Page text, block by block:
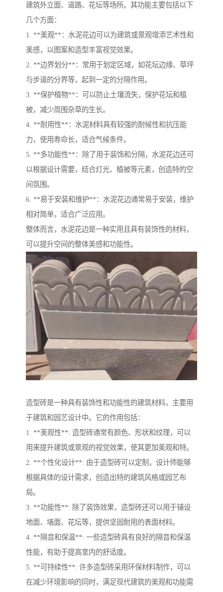
建筑外立面、道路、花坛等场所。其功能主要包括以下
几个方面：
1. **美观**：水泥花边可以为建筑或景观增添艺术性和
美感，以图案和造型丰富视觉效果。
2. **边界划分**：常用于划定区域，如花坛边缘、草坪
与步道的分界等，起到一定的分隔作用。
3. **保护植物**：可以防止土壤流失，保护花坛和植
被，减少周围杂草的生长。
4. **耐用性**：水泥材料具有较强的耐候性和抗压能
力，使用寿命长，适合气候条件。
5. **多功能性**：除了用于装饰和分隔，水泥花边还可
以根据设计需要，结合灯光、植被等元素，创造特的空
间氛围。
6. **易于安装和维护**：水泥花边通常易于安装，维护
相对简单，适合广泛应用。
整体而言，水泥花边是一种实用且具有装饰性的材料，
可以提升空间的整体美感和功能性。
造型砖是一种具有装饰性和功能性的建筑材料，主要用
于建筑和园艺设计中。它的作用包括：
1. **美观性**: 造型砖通常有颜色、形状和纹理，可以
用来提升建筑或景观的视觉效果，使其更加美观和特。
2. **个性化设计**: 由于造型砖可以定制，设计师能够
根据具体的设计需求，创造出特的建筑风格或园艺布
局。
3. **功能性**: 除了装饰效果，造型砖还可以用于铺设
地面、墙面、花坛等，提供坚固耐用的表面材料。
4. **隔音和保温**: 一些造型砖具有良好的隔音和保温
性能，有助于提高室内的舒适度。
5. **可持续性**: 许多造型砖采用环保材料制作，可以
在减少环境影响的同时，满足现代建筑的美观和功能需